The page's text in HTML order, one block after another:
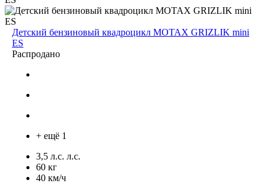
Детский бензиновый квадроцикл MOTAX GRIZLIK mini
ES
Распродано
+ ещё 1
3,5 л.с. л.с.
60 кг
40 км/ч